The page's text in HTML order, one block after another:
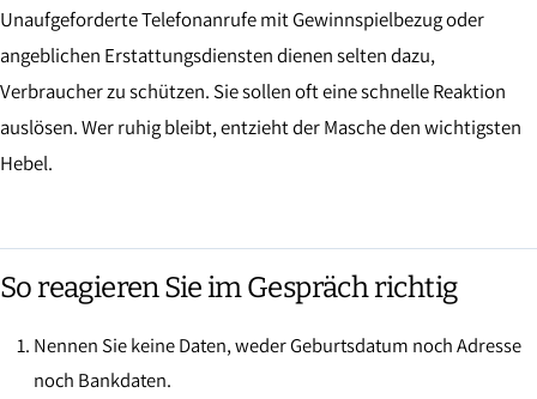
Unaufgeforderte Telefonanrufe mit Gewinnspielbezug oder
angeblichen Erstattungsdiensten dienen selten dazu,
Verbraucher zu schützen. Sie sollen oft eine schnelle Reaktion
auslösen. Wer ruhig bleibt, entzieht der Masche den wichtigsten
Hebel.
So reagieren Sie im Gespräch richtig
Nennen Sie keine Daten, weder Geburtsdatum noch Adresse
noch Bankdaten.